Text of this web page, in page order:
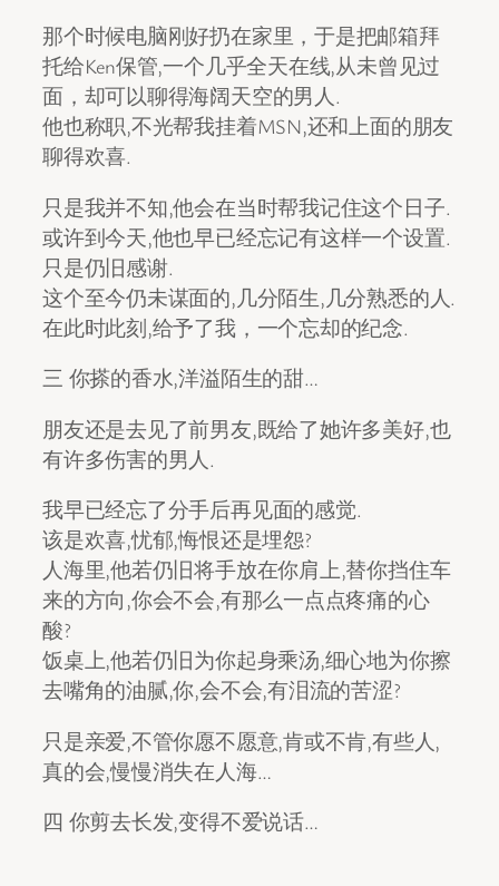
那个时候电脑刚好扔在家里，于是把邮箱拜
托给Ken保管,一个几乎全天在线,从未曾见过
面，却可以聊得海阔天空的男人.
他也称职,不光帮我挂着MSN,还和上面的朋友
聊得欢喜.
只是我并不知,他会在当时帮我记住这个日子.
或许到今天,他也早已经忘记有这样一个设置.
只是仍旧感谢.
这个至今仍未谋面的,几分陌生,几分熟悉的人.
在此时此刻,给予了我，一个忘却的纪念.
三 你搽的香水,洋溢陌生的甜…
朋友还是去见了前男友,既给了她许多美好,也
有许多伤害的男人.
我早已经忘了分手后再见面的感觉.
该是欢喜,忧郁,悔恨还是埋怨?
人海里,他若仍旧将手放在你肩上,替你挡住车
来的方向,你会不会,有那么一点点疼痛的心
酸?
饭桌上,他若仍旧为你起身乘汤,细心地为你擦
去嘴角的油腻,你,会不会,有泪流的苦涩?
只是亲爱,不管你愿不愿意,肯或不肯,有些人,
真的会,慢慢消失在人海…
四 你剪去长发,变得不爱说话…